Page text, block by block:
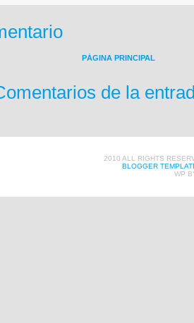
PÁGINA PRINCIPAL
de la
2010 ALL RIGHTS
BLOGGER
WP